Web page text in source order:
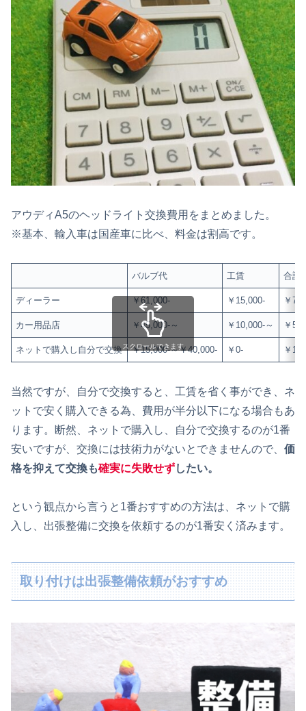
アウディA5のヘッドライト交換費用をまとめました。
※基本、輸入車は国産車に比べ、料金は割高です。
バルブ代 工賃 合計
ディーラー ￥61,000- ￥15,000- ￥
カー用品店 ￥45,000-～ ￥10,000-～ ￥
ネットで購入し自分で交換 ￥15,000-～￥40,000- ￥0- ￥
スクロールできます
当然ですが、自分で交換すると、工賃を省く事ができ、ネ
ットで安く購入できる為、費用が半分以下になる場合もあ
ります。断然、ネットで購入し、自分で交換するのが1番
安いですが、交換には技術力がないとできませんので、 価
格を抑えて交換も確実に失敗せずしたい。
という観点から言うと1番おすすめの方法は、ネットで購
入し、出張整備に交換を依頼するのが1番安く済みます。
取り付けは出張整備依頼がおすすめ